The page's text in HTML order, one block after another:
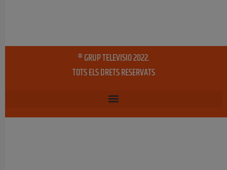
® GRUP TELEVISIO 2022.
TOTS ELS DRETS RESERVATS